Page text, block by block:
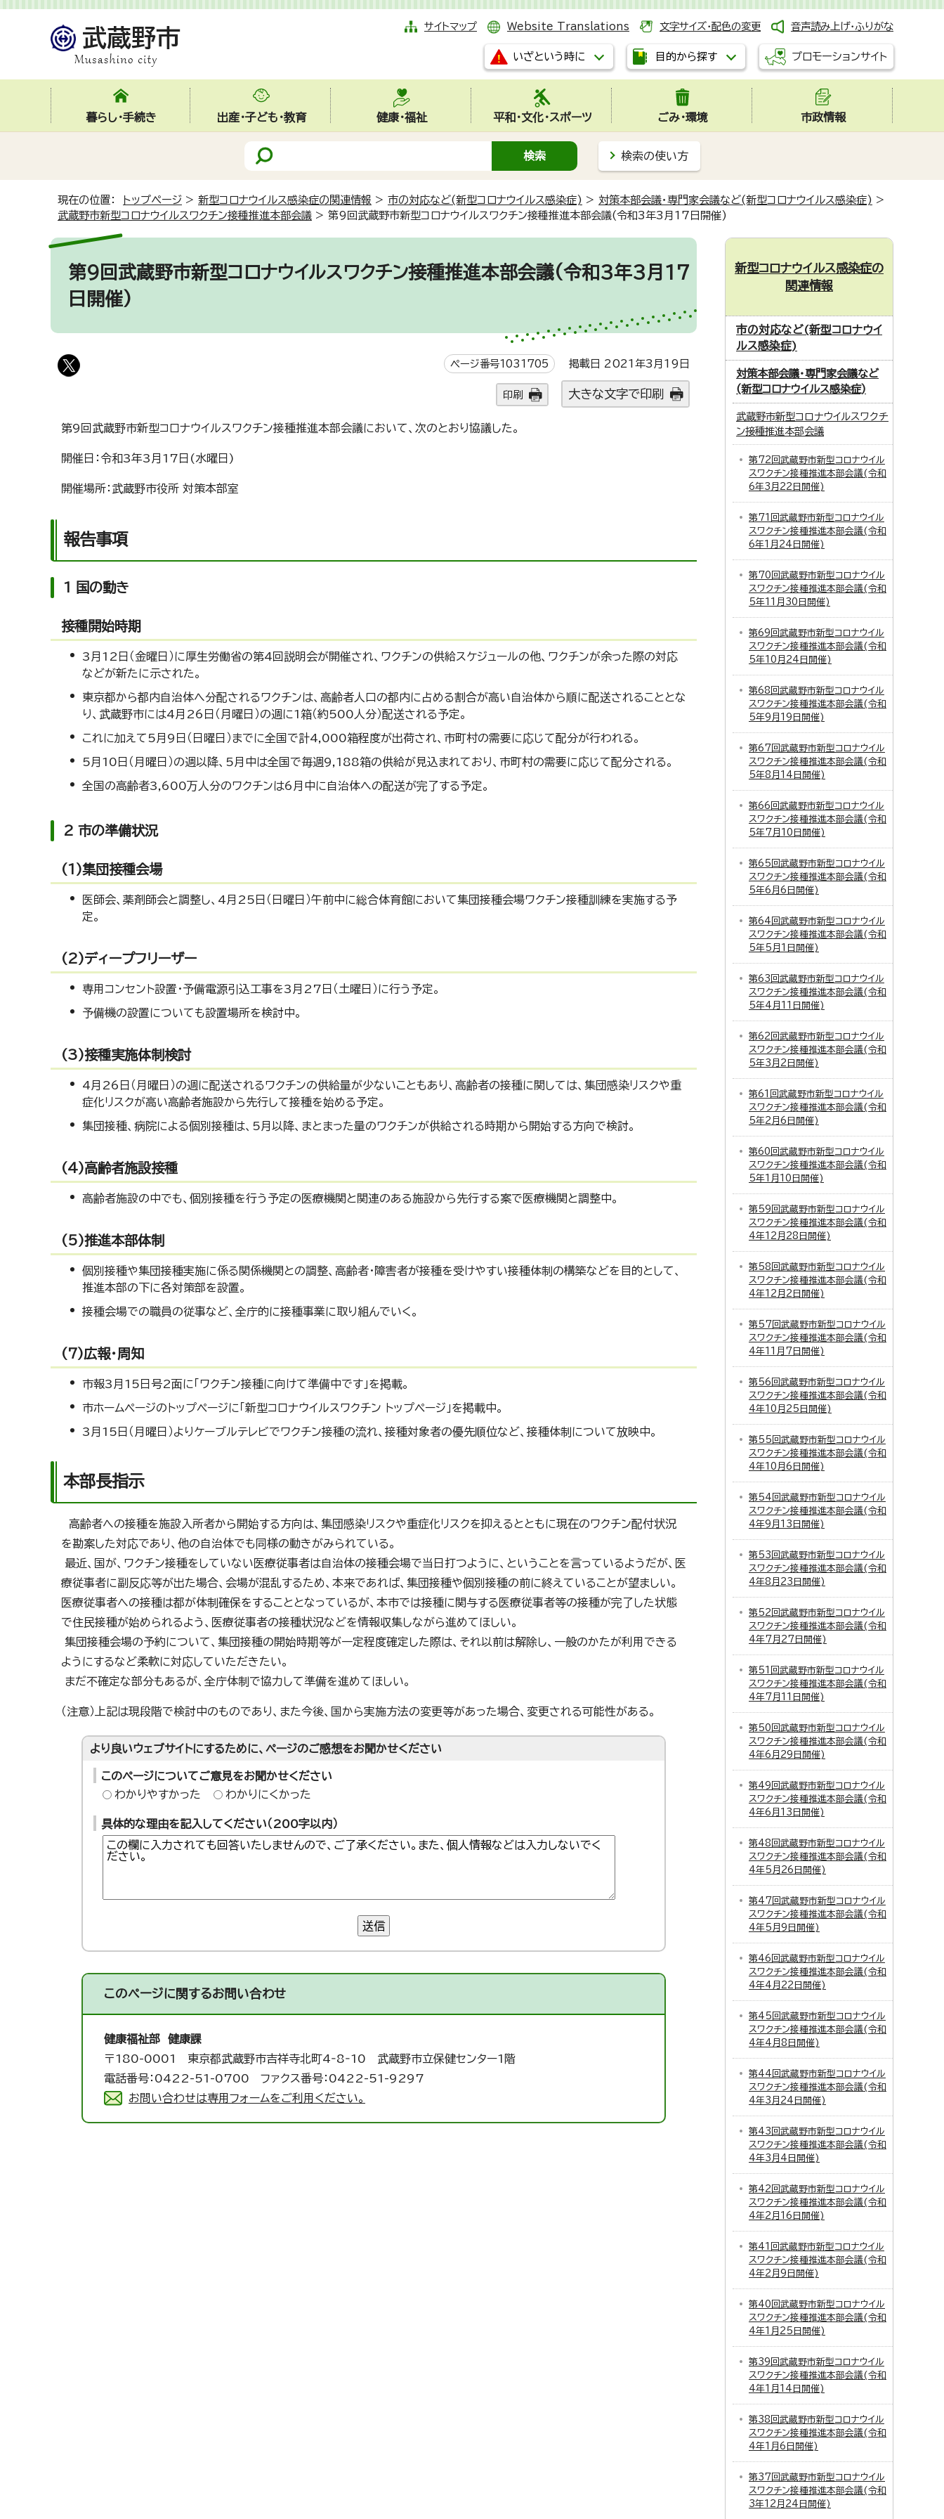
サイトマップ Website Translations 文字サイズ・配色の変更 音声読み上げ・ふりがな
いざという時に 目的から探す プロモーションサイト
暮らし・手続き 出産・子ども・教育 健康・福祉 平和・文化・スポーツ ごみ・環境 市政情報
検索の使い方
現在の位置： トップページ > 新型コロナウイルス感染症の関連情報 > 市の対応など(新型コロナウイルス感染症) > 対策本部会議・専門家会議など(新型コロナウイルス感染症) >
武蔵野市新型コロナウイルスワクチン接種推進本部会議 > 第9回武蔵野市新型コロナウイルスワクチン接種推進本部会議(令和3年3月17日開催)
第9回武蔵野市新型コロナウイルスワクチン接種推進本部会議(令和3年3月17
日開催)
ページ番号1031705 掲載日 2021年3月19日
印刷 大きな文字で印刷
第9回武蔵野市新型コロナウイルスワクチン接種推進本部会議において、次のとおり協議した。
開催日：令和3年3月17日(水曜日)
開催場所：武蔵野市役所 対策本部室
報告事項
1 国の動き
接種開始時期
3月12日（金曜日）に厚生労働省の第4回説明会が開催され、ワクチンの供給スケジュールの他、ワクチンが余った際の対応
などが新たに示された。
東京都から都内自治体へ分配されるワクチンは、高齢者人口の都内に占める割合が高い自治体から順に配送されることとな
り、武蔵野市には4月26日（月曜日）の週に1箱（約500人分）配送される予定。
これに加えて5月9日（日曜日）までに全国で計4,000箱程度が出荷され、市町村の需要に応じて配分が行われる。
5月10日（月曜日）の週以降、5月中は全国で毎週9,188箱の供給が見込まれており、市町村の需要に応じて配分される。
全国の高齢者3,600万人分のワクチンは6月中に自治体への配送が完了する予定。
2 市の準備状況
(1)集団接種会場
医師会、薬剤師会と調整し、4月25日（日曜日）午前中に総合体育館において集団接種会場ワクチン接種訓練を実施する予
定。
(2)ディープフリーザー
専用コンセント設置・予備電源引込工事を3月27日（土曜日）に行う予定。
予備機の設置についても設置場所を検討中。
(3)接種実施体制検討
4月26日（月曜日）の週に配送されるワクチンの供給量が少ないこともあり、高齢者の接種に関しては、集団感染リスクや重
症化リスクが高い高齢者施設から先行して接種を始める予定。
集団接種、病院による個別接種は、5月以降、まとまった量のワクチンが供給される時期から開始する方向で検討。
(4)高齢者施設接種
高齢者施設の中でも、個別接種を行う予定の医療機関と関連のある施設から先行する案で医療機関と調整中。
(5)推進本部体制
個別接種や集団接種実施に係る関係機関との調整、高齢者・障害者が接種を受けやすい接種体制の構築などを目的として、
推進本部の下に各対策部を設置。
接種会場での職員の従事など、全庁的に接種事業に取り組んでいく。
(7)広報・周知
市報3月15日号2面に「ワクチン接種に向けて準備中です」を掲載。
市ホームページのトップページに「新型コロナウイルスワクチン トップページ」を掲載中。
3月15日（月曜日）よりケーブルテレビでワクチン接種の流れ、接種対象者の優先順位など、接種体制について放映中。
本部長指示
高齢者への接種を施設入所者から開始する方向は、集団感染リスクや重症化リスクを抑えるとともに現在のワクチン配付状況
を勘案した対応であり、他の自治体でも同様の動きがみられている。
最近、国が、ワクチン接種をしていない医療従事者は自治体の接種会場で当日打つように、ということを言っているようだが、医
療従事者に副反応等が出た場合、会場が混乱するため、本来であれば、集団接種や個別接種の前に終えていることが望ましい。
医療従事者への接種は都が体制確保をすることとなっているが、本市では接種に関与する医療従事者等の接種が完了した状態
で住民接種が始められるよう、医療従事者の接種状況などを情報収集しながら進めてほしい。
集団接種会場の予約について、集団接種の開始時期等が一定程度確定した際は、それ以前は解除し、一般のかたが利用できる
ようにするなど柔軟に対応していただきたい。
まだ不確定な部分もあるが、全庁体制で協力して準備を進めてほしい。
（注意）上記は現段階で検討中のものであり、また今後、国から実施方法の変更等があった場合、変更される可能性がある。
より良いウェブサイトにするために、ページのご感想をお聞かせください
このページについてご意見をお聞かせください
わかりやすかった
わかりにくかった
具体的な理由を記入してください（200字以内）
送信
このページに関するお問い合わせ
健康福祉部 健康課
〒180-0001 東京都武蔵野市吉祥寺北町4‐8‐10 武蔵野市立保健センター1階
電話番号：0422-51-0700 ファクス番号：0422-51-9297
お問い合わせは専用フォームをご利用ください。
新型コロナウイルス感染症の
関連情報
市の対応など(新型コロナウイ
ルス感染症)
対策本部会議・専門家会議など
(新型コロナウイルス感染症)
武蔵野市新型コロナウイルスワクチ
ン接種推進本部会議
第72回武蔵野市新型コロナウイル
スワクチン接種推進本部会議(令和
6年3月22日開催)
第71回武蔵野市新型コロナウイル
スワクチン接種推進本部会議(令和
6年1月24日開催)
第70回武蔵野市新型コロナウイル
スワクチン接種推進本部会議(令和
5年11月30日開催)
第69回武蔵野市新型コロナウイル
スワクチン接種推進本部会議(令和
5年10月24日開催)
第68回武蔵野市新型コロナウイル
スワクチン接種推進本部会議(令和
5年9月19日開催)
第67回武蔵野市新型コロナウイル
スワクチン接種推進本部会議(令和
5年8月14日開催)
第66回武蔵野市新型コロナウイル
スワクチン接種推進本部会議(令和
5年7月10日開催)
第65回武蔵野市新型コロナウイル
スワクチン接種推進本部会議(令和
5年6月6日開催)
第64回武蔵野市新型コロナウイル
スワクチン接種推進本部会議(令和
5年5月1日開催)
第63回武蔵野市新型コロナウイル
スワクチン接種推進本部会議(令和
5年4月11日開催)
第62回武蔵野市新型コロナウイル
スワクチン接種推進本部会議(令和
5年3月2日開催)
第61回武蔵野市新型コロナウイル
スワクチン接種推進本部会議(令和
5年2月6日開催)
第60回武蔵野市新型コロナウイル
スワクチン接種推進本部会議(令和
5年1月10日開催)
第59回武蔵野市新型コロナウイル
スワクチン接種推進本部会議(令和
4年12月28日開催)
第58回武蔵野市新型コロナウイル
スワクチン接種推進本部会議(令和
4年12月2日開催)
第57回武蔵野市新型コロナウイル
スワクチン接種推進本部会議(令和
4年11月7日開催)
第56回武蔵野市新型コロナウイル
スワクチン接種推進本部会議(令和
4年10月25日開催)
第55回武蔵野市新型コロナウイル
スワクチン接種推進本部会議(令和
4年10月6日開催)
第54回武蔵野市新型コロナウイル
スワクチン接種推進本部会議(令和
4年9月13日開催)
第53回武蔵野市新型コロナウイル
スワクチン接種推進本部会議(令和
4年8月23日開催)
第52回武蔵野市新型コロナウイル
スワクチン接種推進本部会議(令和
4年7月27日開催)
第51回武蔵野市新型コロナウイル
スワクチン接種推進本部会議(令和
4年7月11日開催)
第50回武蔵野市新型コロナウイル
スワクチン接種推進本部会議(令和
4年6月29日開催)
第49回武蔵野市新型コロナウイル
スワクチン接種推進本部会議(令和
4年6月13日開催)
第48回武蔵野市新型コロナウイル
スワクチン接種推進本部会議(令和
4年5月26日開催)
第47回武蔵野市新型コロナウイル
スワクチン接種推進本部会議(令和
4年5月9日開催)
第46回武蔵野市新型コロナウイル
スワクチン接種推進本部会議(令和
4年4月22日開催)
第45回武蔵野市新型コロナウイル
スワクチン接種推進本部会議(令和
4年4月8日開催)
第44回武蔵野市新型コロナウイル
スワクチン接種推進本部会議(令和
4年3月24日開催)
第43回武蔵野市新型コロナウイル
スワクチン接種推進本部会議(令和
4年3月4日開催)
第42回武蔵野市新型コロナウイル
スワクチン接種推進本部会議(令和
4年2月16日開催)
第41回武蔵野市新型コロナウイル
スワクチン接種推進本部会議(令和
4年2月9日開催)
第40回武蔵野市新型コロナウイル
スワクチン接種推進本部会議(令和
4年1月25日開催)
第39回武蔵野市新型コロナウイル
スワクチン接種推進本部会議(令和
4年1月14日開催)
第38回武蔵野市新型コロナウイル
スワクチン接種推進本部会議(令和
4年1月6日開催)
第37回武蔵野市新型コロナウイル
スワクチン接種推進本部会議(令和
3年12月24日開催)